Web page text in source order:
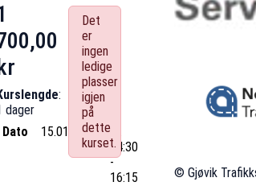
Det
er
ingen
ledige
plasser
igjen
på
dette
kurset.
:
dager
Dato
15.01.2026
Kl.
14:30
-
16:15
© Gjøvik